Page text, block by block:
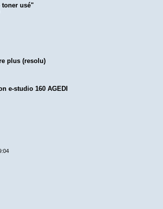
toner usé"
plus (resolu)
e-studio 160 AGEDI